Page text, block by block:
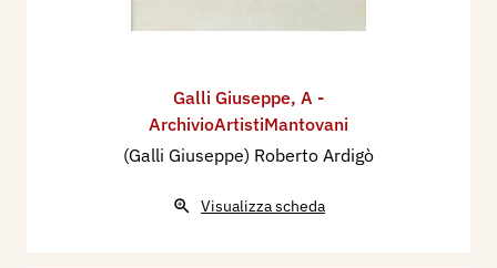
Galli Giuseppe, A -
ArchivioArtistiMantovani
(Galli Giuseppe) Roberto Ardigò
Visualizza scheda